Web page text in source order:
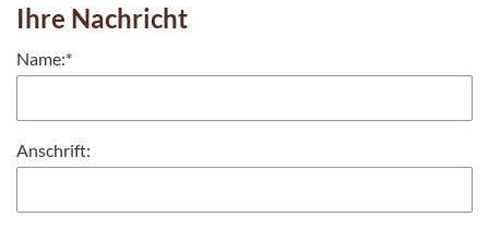
Ihre Nachricht
Name:*
Anschrift: